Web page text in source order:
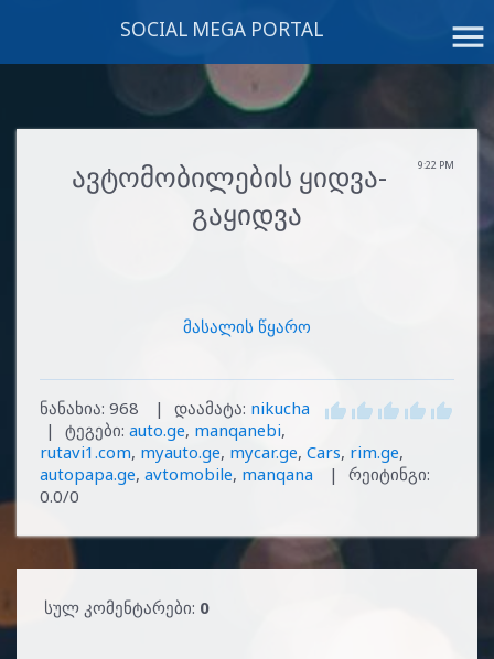
menu
SOCIAL MEGA PORTAL
9:22 PM
ავტომობილების ყიდვა-
გაყიდვა
მასალის წყარო
ნანახია: 968 | დაამატა: nikucha
|
ტეგები: auto.ge, manqanebi,
rutavi1.com, myauto.ge, mycar.ge, Cars, rim.ge,
autopapa.ge, avtomobile, manqana | რეიტინგი:
0.0/0
სულ კომენტარები: 0